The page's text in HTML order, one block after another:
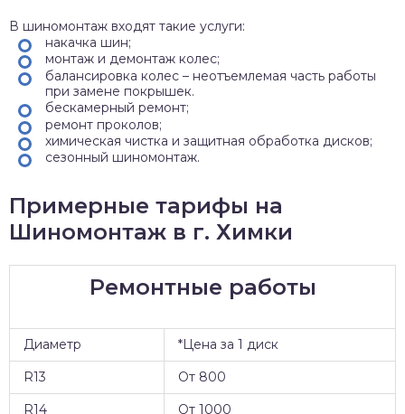
В шиномонтаж входят такие услуги:
накачка шин;
монтаж и демонтаж колес;
балансировка колес – неотъемлемая часть работы
при замене покрышек.
бескамерный ремонт;
ремонт проколов;
химическая чистка и защитная обработка дисков;
сезонный шиномонтаж.
Примерные тарифы на
Шиномонтаж в г. Химки
Ремонтные работы
Диаметр
*Цена за 1 диск
R13
От 800
R14
От 1000